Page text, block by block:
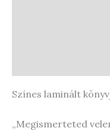
Színes laminált
„Megismerteted